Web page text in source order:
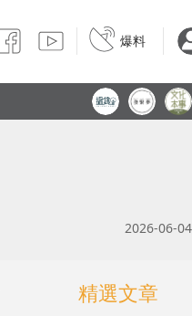
爆料
2026-06-
精選文章